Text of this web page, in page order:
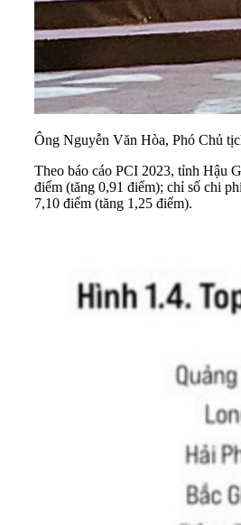
Ông Nguyễn Văn Hòa, Phó Chủ
Theo báo cáo PCI 2023, tỉnh Hậu
điểm (tăng 0,91 điểm); chỉ số chi
7,10 điểm (tăng 1,25 điểm).